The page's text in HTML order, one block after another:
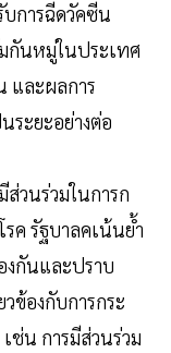
บการฉีดวัคซีน
กันหมู่ในประเทศ
และผลการ
ระยะอย่างต่อ
วนร่วมในการก
ค รัฐบาลคเน้นย้ำ
งกันและปราบ
ข้องกับการกระ
ช่น การมีส่วนร่วม